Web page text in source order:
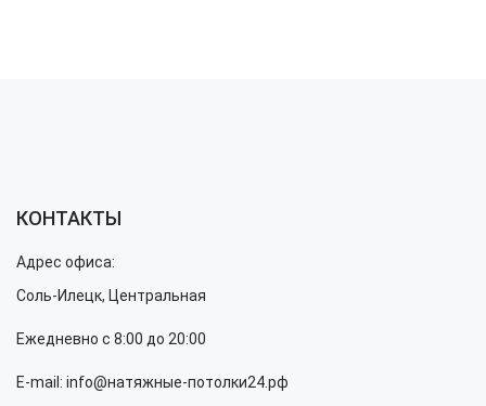
КОНТАКТЫ
Адрес офиса:
Соль-Илецк, Центральная
Ежедневно с 8:00 до 20:00
E-mail: info@натяжные-потолки24.рф